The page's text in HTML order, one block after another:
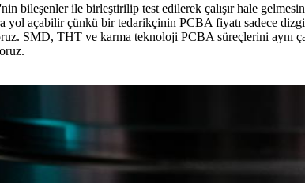
ile birleştirilip test edilerek çalışır hale
yol açabilir çünkü bir tedarikçinin PCBA fiyatı sadece
SMD, THT ve karma teknoloji PCBA süreçlerini aynı